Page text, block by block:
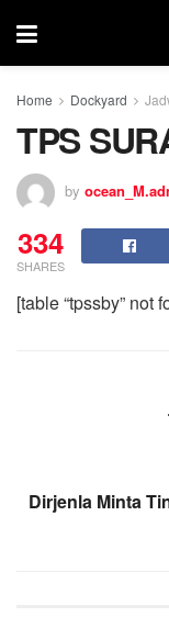
Home Dockyard
TPS
by
334
SHARES
[table “tpssby” not
Dirjenla Minta